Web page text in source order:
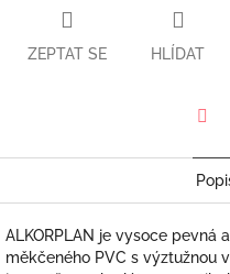
ZEPTAT SE HLÍDAT
ALKORPLAN je vysoce pevná
měkčeného PVC s výztužnou